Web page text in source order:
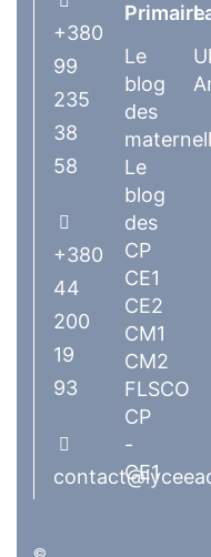
+380
99
235
38
58
+380
44
200
19
93
©
Primaire
Le
blog
des
Le
blog
des
CP
CE1
CE2
CM1
CM2
FLSCO
CP
-
CE1